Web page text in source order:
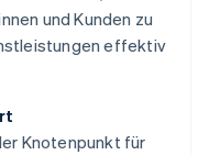
und Kunden zu
effektiv
Knotenpunkt für